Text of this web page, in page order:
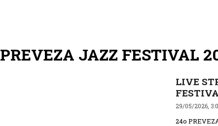
PREVEZA JAZZ FESTIVAL
LIVE
29/05/2026,
24ο